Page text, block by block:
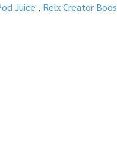
Juice , Relx Creator